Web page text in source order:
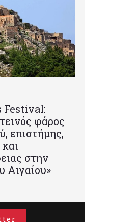
Festival:
φάρος
επιστήμης,
στην
Αιγαίου»